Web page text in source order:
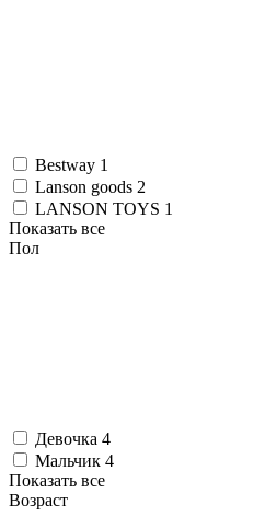
Bestway 1
Lanson goods 2
LANSON TOYS 1
Показать все
Пол
Девочка 4
Мальчик 4
Показать все
Возраст